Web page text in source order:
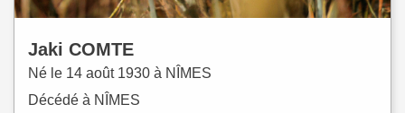
Jaki COMTE
Né le 14 août 1930 à NÎMES
Décédé à NÎMES